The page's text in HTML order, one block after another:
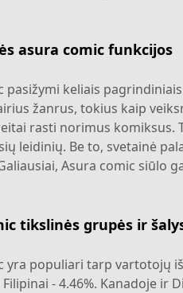
asura comic funkcijos
pasižymi keliais
žanrus, tokius kaip
rasti norimus komiksus.
leidinių. Be to, svetainė
Asura comic siūlo
tikslinės grupės ir
yra populiari tarp vartotojų
- 4.46%. Kanadoje ir